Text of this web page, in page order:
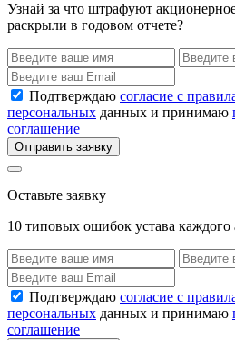
Узнай за что штрафуют
раскрыли в годовом отчете?
Подтверждаю согласие с
персональных данных и принимаю
соглашение
Отправить заявку
Оставьте заявку
10 типовых ошибок устава каждого
Подтверждаю согласие с
персональных данных и принимаю
соглашение